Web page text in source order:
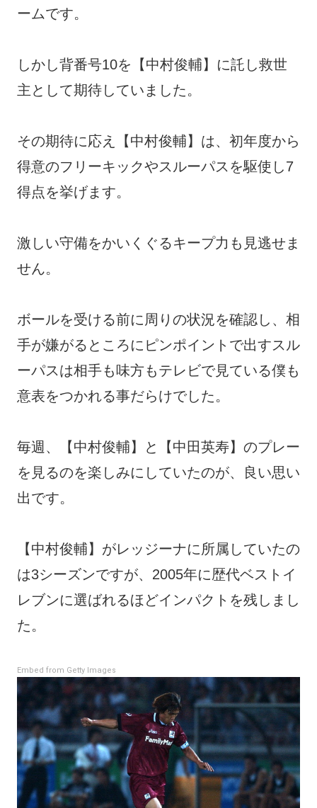
ームです。
しかし背番号10を【中村俊輔】に託し救世
主として期待していました。
その期待に応え【中村俊輔】は、初年度から
得意のフリーキックやスルーパスを駆使し7
得点を挙げます。
激しい守備をかいくぐるキープ力も見逃せま
せん。
ボールを受ける前に周りの状況を確認し、相
手が嫌がるところにピンポイントで出すスル
ーパスは相手も味方もテレビで見ている僕も
意表をつかれる事だらけでした。
毎週、【中村俊輔】と【中田英寿】のプレー
を見るのを楽しみにしていたのが、良い思い
出です。
【中村俊輔】がレッジーナに所属していたの
は3シーズンですが、2005年に歴代ベストイ
レブンに選ばれるほどインパクトを残しまし
た。
Embed from Getty Images